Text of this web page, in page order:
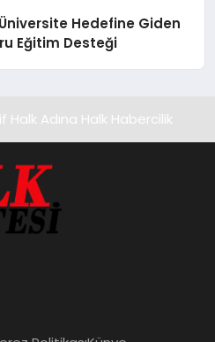
Üniversite Hedefine Giden
Eğitim Desteği
Adına Halk Habercilik